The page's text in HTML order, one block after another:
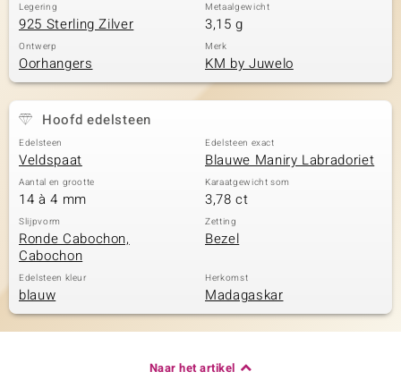
Legering
925 Sterling Zilver
Metaalgewicht
3,15 g
Ontwerp
Oorhangers
Merk
KM by Juwelo
Hoofd edelsteen
Edelsteen
Veldspaat
Edelsteen exact
Blauwe Maniry Labradoriet
Aantal en grootte
14 à 4 mm
Karaatgewicht som
3,78 ct
Slijpvorm
Ronde Cabochon,
Cabochon
Zetting
Bezel
Edelsteen kleur
blauw
Herkomst
Madagaskar
Naar het artikel